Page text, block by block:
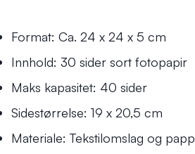
Format: Ca. 24 x 24 x 5 cm
Innhold: 30 sider sort fotopapir
Maks kapasitet: 40 sider
Sidestørrelse: 19 x 20,5 cm
Materiale: Tekstilomslag og papp